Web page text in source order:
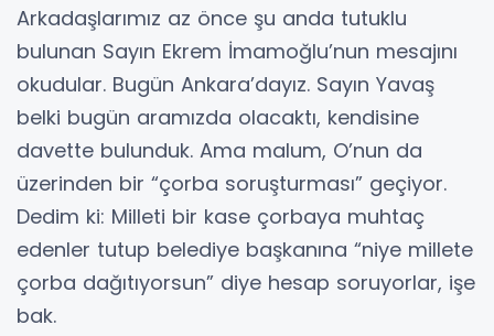
Arkadaşlarımız az önce şu anda tutuklu
bulunan Sayın Ekrem İmamoğlu’nun mesajını
okudular. Bugün Ankara’dayız. Sayın Yavaş
belki bugün aramızda olacaktı, kendisine
davette bulunduk. Ama malum, O’nun da
üzerinden bir “çorba soruşturması” geçiyor.
Dedim ki: Milleti bir kase çorbaya muhtaç
edenler tutup belediye başkanına “niye millete
çorba dağıtıyorsun” diye hesap soruyorlar, işe
bak.